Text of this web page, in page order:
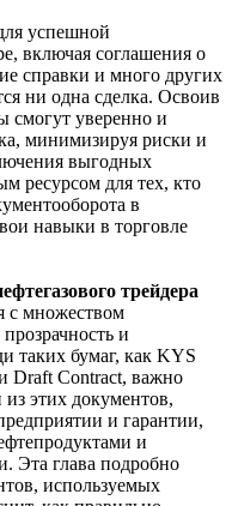
успешной
включая соглашения о
справки и много других
ни одна сделка. Освоив
смогут уверенно и
минимизируя риски и
выгодных
ресурсом для тех, кто
в
навыки в торговле
трейдера
с множеством
и
таких бумаг, как KYS
Draft Contract, важно
этих документов,
и гарантии,
и
Эта глава подробно
используемых